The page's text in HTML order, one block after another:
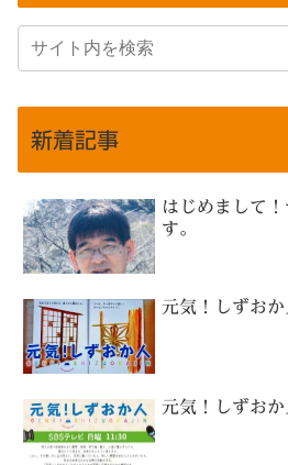
新着記事
はじめまして
す。
元気！しずお
元気！しずおか